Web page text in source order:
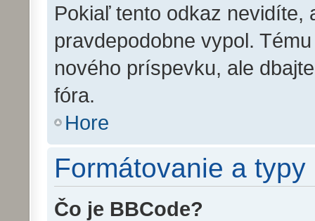
Pokiaľ tento odkaz nevidíte,
pravdepodobne vypol.
nového príspevku, ale
fóra.
Hore
Formátovanie a
Čo je BBCode?